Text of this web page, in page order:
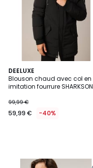
DEELUXE
Blouson chaud avec col en
imitation fourrure SHARKSON
99,99 €
59,99 € -40%